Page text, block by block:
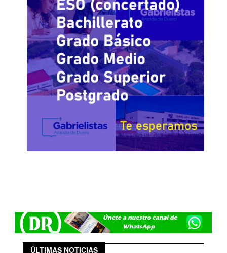
ÚLTIMAS NOTICIAS